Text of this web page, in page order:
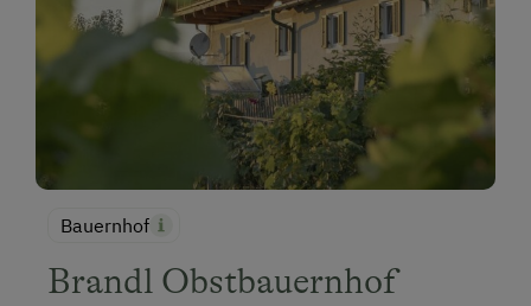
Bauernhof
Brandl Obstbauernhof